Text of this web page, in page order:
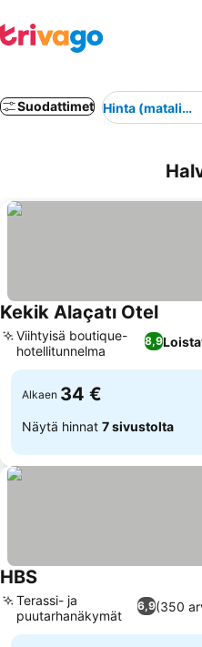
Suodattimet Hinta
Kekik Alaçatı Otel
8,9
Viihtyisä boutique-
hotellitunnelma
Alkaen 34 €
Näytä hinnat 7 sivustolta
HBS
6,9(350
Terassi- ja
puutarhanäkymät